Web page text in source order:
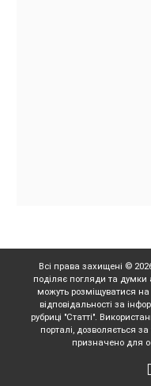
Всі права захищені ©
поділяє погляди та думки
можуть розміщуватися
відповідальності за
рубриці "Статті".
порталі, дозволяється
призначено для